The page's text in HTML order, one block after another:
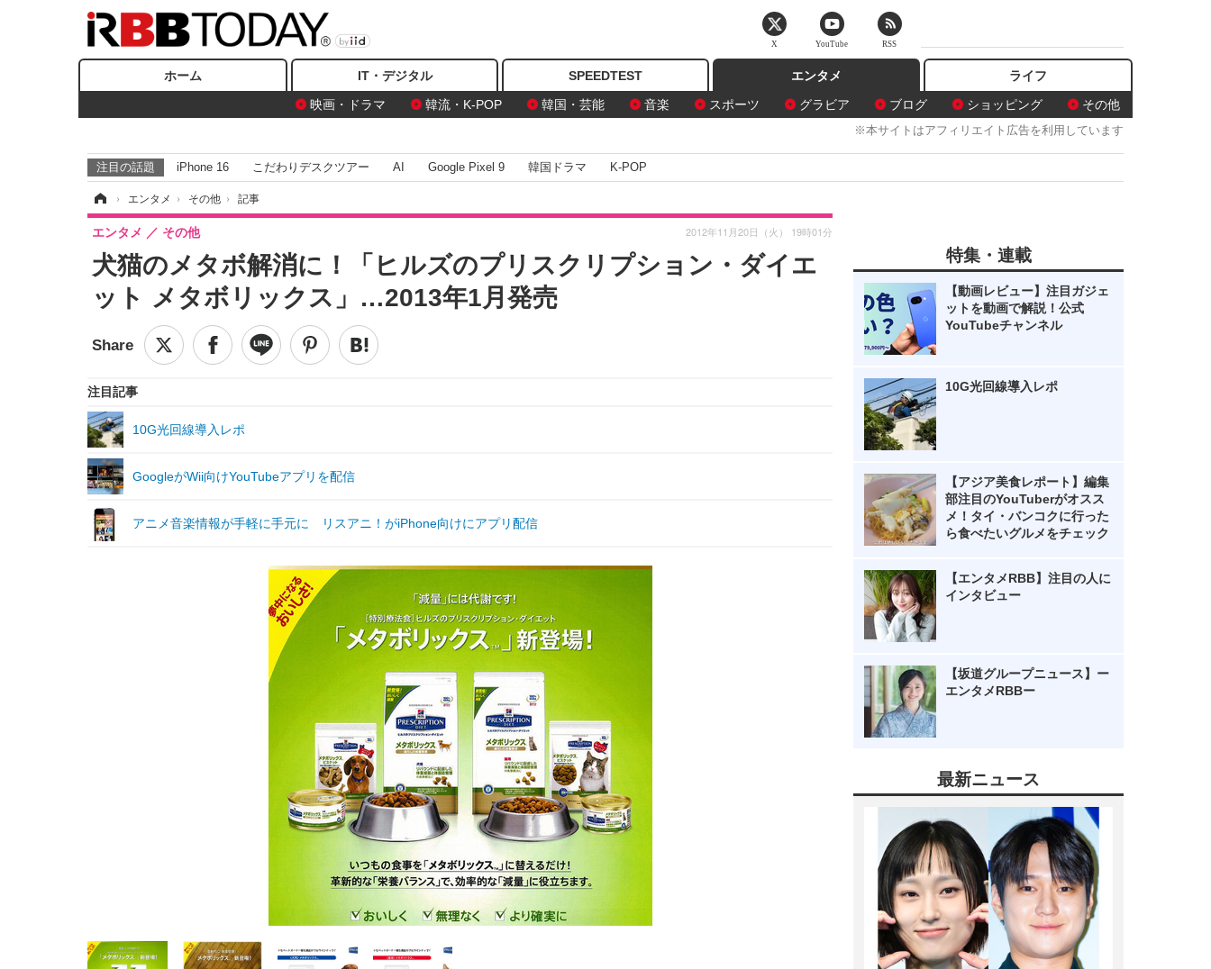
ホーム IT・デジタル SPEEDTEST
エンタメ
映画・ドラマ
韓流・K-POP 韓国・芸能 音楽 スポーツ グラビア ブログ ショッピング その他
ライフ
※本サイトはアフィリエイト広告を利用しています
注目の話題 iPhone 16 こだわりデスクツアー AI Google Pixel 9 韓国ドラマ K-POP
› エンタメ › その他 › 記事
犬猫のメタボ解消に！「ヒルズのプリスクリプション・ダイエ
ット メタボリックス」…2013年1月発売
エンタメ その他 2012年11月20日（火） 19時01分
注目記事
10G光回線導入レポ
GoogleがWii向けYouTubeアプリを配信
アニメ音楽情報が手軽に手元に リスアニ！がiPhone向けにアプリ配信
特集・連載
【動画レビュー】注目ガジェ
ットを動画で解説！公式
YouTubeチャンネル
10G光回線導入レポ
【アジア美食レポート】編集
部注目のYouTuberがオスス
メ！タイ・バンコクに行った
ら食べたいグルメをチェック
【エンタメRBB】注目の人に
インタビュー
【坂道グループニュース】ー
エンタメRBBー
最新ニュース
X YouTube RSS